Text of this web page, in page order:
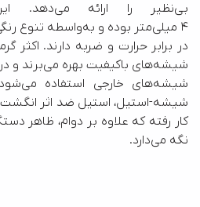
کار رفته که علاوه بر دوام، ظاهر
نگه می‌دارد.